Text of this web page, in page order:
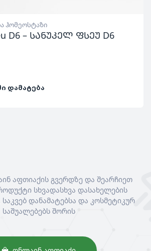
ჰომეოსტაზი
D6 – სანუკელ ფსეუ D6
ᲓᲐᲛᲐᲢᲔᲑᲐ
აფთიაქის გვერდზე და შეარჩიეთ
სხვადასხვა დასახელების
საკვებ დანამატებსა და კოსმეტიკურ
საშუალებებს შორის